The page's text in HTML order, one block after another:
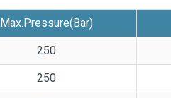
Max.Pressure(Bar)
250
250